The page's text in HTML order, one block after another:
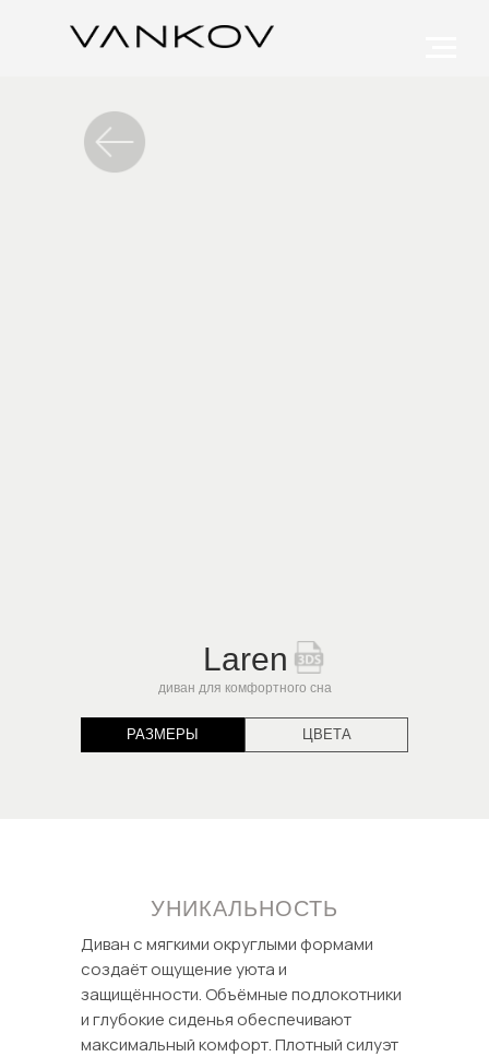
РАЗМЕРЫ
диван для комфортного сна
Laren
ЦВЕТА
УНИКАЛЬНОСТЬ
Диван с мягкими округлыми формами
создаёт ощущение уюта и
защищённости. Объёмные подлокотники
и глубокие сиденья обеспечивают
максимальный комфорт. Плотный силуэт